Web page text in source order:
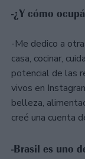
-¿Y cómo
-Me dedico a
casa, cocinar,
potencial de las
vivos en
belleza,
creé una cuenta
-Brasil es uno